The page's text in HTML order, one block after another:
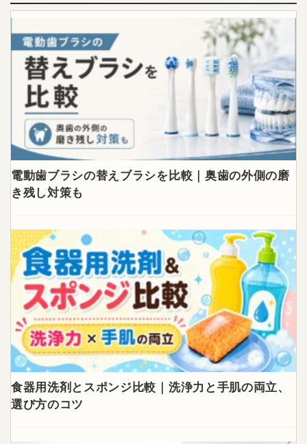
電動歯ブラシの替えブラシを比較｜奥歯の外側の磨
き残し対策も
食器用洗剤とスポンジ比較｜洗浄力と手肌の両立、
選び方のコツ